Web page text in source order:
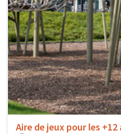
Aire de jeux pour les +12